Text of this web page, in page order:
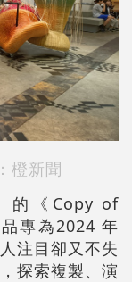
橙新聞
的《Copy of
專為2024 年
注目卻又不失
探索複製、演